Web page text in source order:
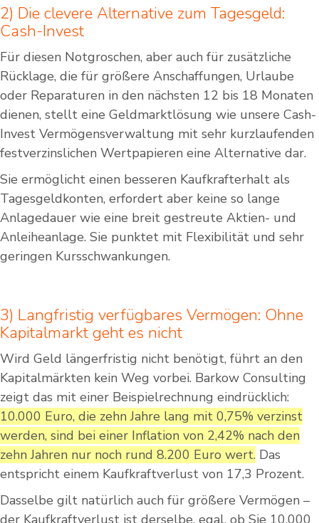
2) Die clevere Alternative zum Tagesgeld:
Cash-Invest
Für diesen Notgroschen, aber auch für zusätzliche
Rücklage, die für größere Anschaffungen, Urlaube
oder Reparaturen in den nächsten 12 bis 18 Monaten
dienen, stellt eine Geldmarktlösung wie unsere Cash-
Invest Vermögensverwaltung mit sehr kurzlaufenden
festverzinslichen Wertpapieren eine Alternative dar.
Sie ermöglicht einen besseren Kaufkrafterhalt als
Tagesgeldkonten, erfordert aber keine so lange
Anlagedauer wie eine breit gestreute Aktien- und
Anleiheanlage. Sie punktet mit Flexibilität und sehr
geringen Kursschwankungen.
3) Langfristig verfügbares Vermögen: Ohne
Kapitalmarkt geht es nicht
Wird Geld längerfristig nicht benötigt, führt an den
Kapitalmärkten kein Weg vorbei. Barkow Consulting
zeigt das mit einer Beispielrechnung eindrücklich:
10.000 Euro, die zehn Jahre lang mit 0,75% verzinst
werden, sind bei einer Inflation von 2,42% nach den
zehn Jahren nur noch rund 8.200 Euro wert. Das
entspricht einem Kaufkraftverlust von 17,3 Prozent.
Dasselbe gilt natürlich auch für größere Vermögen –
der Kaufkraftverlust ist derselbe, egal, ob Sie 10.000